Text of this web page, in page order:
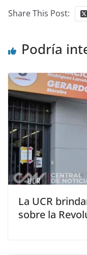
Share This Post:
Podría
La UCR
sobre la